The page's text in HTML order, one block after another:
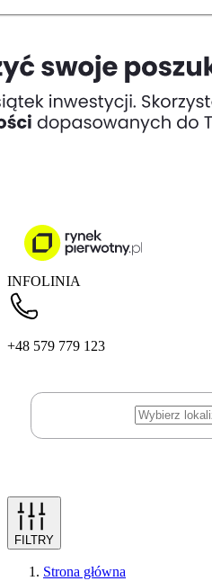
INFOLINIA
+48 579 779 123
FILTRY
Strona główna